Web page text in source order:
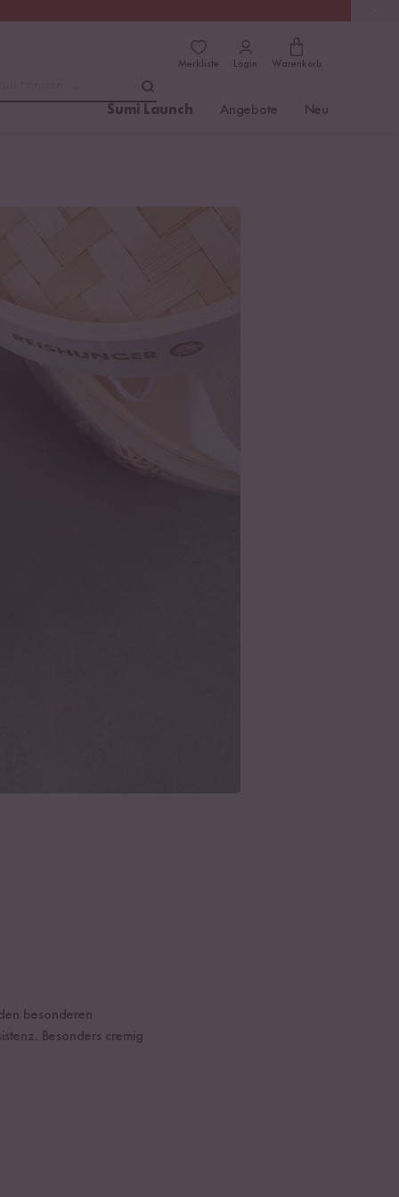
Merkliste Login Warenkorb
Sumi Launch Angebote Neu
besonderen
Besonders cremig